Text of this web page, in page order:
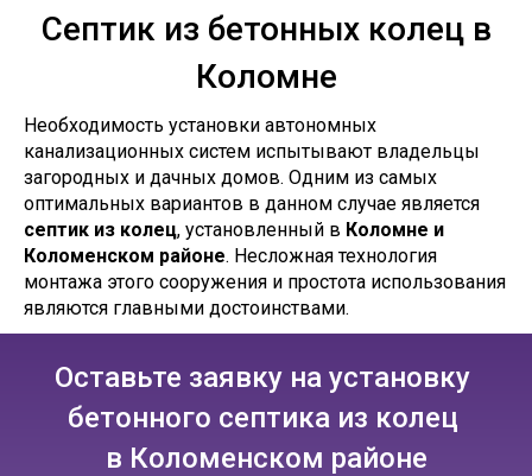
Септик из бетонных колец в
Коломне
Необходимость установки автономных
канализационных систем испытывают владельцы
загородных и дачных домов. Одним из самых
оптимальных вариантов в данном случае является
септик из колец, установленный в Коломне и
Коломенском районе. Несложная технология
монтажа этого сооружения и простота использования
являются главными достоинствами.
Оставьте заявку на установку
бетонного септика из колец
в Коломенском районе